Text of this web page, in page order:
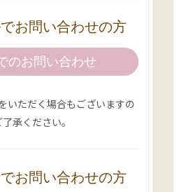
お問い合わせの方
のお問い合わせ
いただく場合もございますの
承ください。
お問い合わせの方